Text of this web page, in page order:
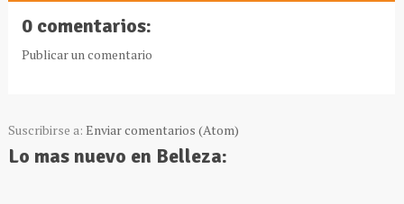
0 comentarios:
Publicar un comentario
Suscribirse a: Enviar comentarios (Atom)
Lo mas nuevo en Belleza: